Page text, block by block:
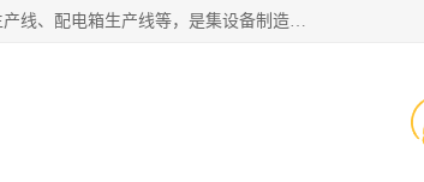
潍坊炜桦冷弯机械制造有限公司一直致力于配电箱自动生产线，消防箱生产设备、货架生产线、配电箱生产线等，是集设备制造、模具加工、技术开发于一体的综合性机械制造高科技民营企业。